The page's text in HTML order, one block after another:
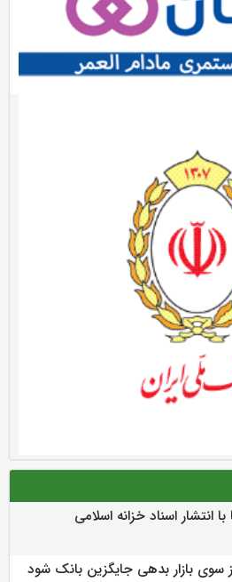
انتشار اسناد خزانه اسلامی
سوی بازار بدهی جایگزین بانک شود